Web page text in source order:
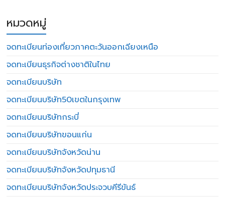
หมวดหมู่
จดทะเบียนท่องเที่ยวภาคตะวันออกเฉียงเหนือ
จดทะเบียนธุรกิจต่างชาติในไทย
จดทะเบียนบริษัท
จดทะเบียนบริษัท50เขตในกรุงเทพ
จดทะเบียนบริษัทกระบี่
จดทะเบียนบริษัทขอนแก่น
จดทะเบียนบริษัทจังหวัดน่าน
จดทะเบียนบริษัทจังหวัดปทุมธานี
จดทะเบียนบริษัทจังหวัดประจวบคีรีขันธ์